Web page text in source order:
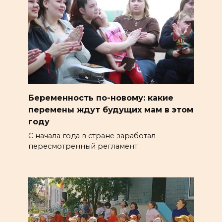
Беременность по-новому: какие
перемены ждут будущих мам в этом
году
С начала года в стране заработал
пересмотренный регламент